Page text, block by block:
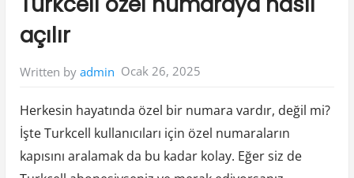
açılır
Written by admin Ocak 26, 2025
Herkesin hayatında özel bir numara vardır, değil mi?
İşte Turkcell kullanıcıları için özel numaraların
kapısını aralamak da bu kadar kolay. Eğer siz de